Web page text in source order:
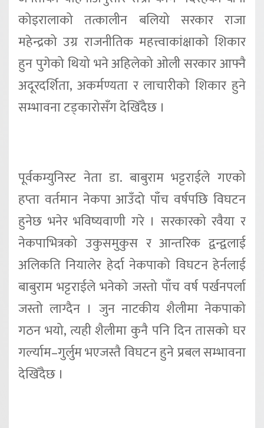
कोइरालाको तत्कालीन बलियो सरकार राजा
महेन्द्रको उग्र राजनीतिक महत्त्वाकांक्षाको शिकार
हुन पुगेको थियो भने अहिलेको ओली सरकार आफ्नै
अदूरदर्शिता, अकर्मण्यता र लाचारीको शिकार हुने
सम्भावना टड्कारोसँग देखिँदैछ ।
पूर्वकम्युनिस्ट नेता डा. बाबुराम भट्टराईले गएको
हप्ता वर्तमान नेकपा आउँदो पाँच वर्षपछि विघटन
हुनेछ भनेर भविष्यवाणी गरे । सरकारको रवैया र
नेकपाभित्रको उकुसमुकुस र आन्तरिक द्वन्द्वलाई
अलिकति नियालेर हेर्दा नेकपाको विघटन हेर्नलाई
बाबुराम भट्टराईले भनेको जस्तो पाँच वर्ष पर्खनपर्ला
जस्तो लाग्दैन । जुन नाटकीय शैलीमा नेकपाको
गठन भयो, त्यही शैलीमा कुनै पनि दिन तासको घर
गर्ल्याम–गुर्लुम भएजस्तै विघटन हुने प्रबल सम्भावना
देखिँदैछ ।